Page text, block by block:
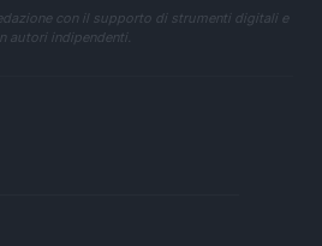
con il supporto di strumenti digitali e
autori indipendenti.